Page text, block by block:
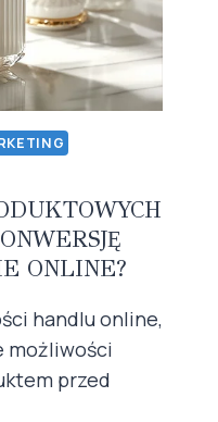
ONLINE?
handlu online,
możliwości
przed